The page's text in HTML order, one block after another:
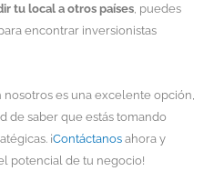
tu local a otros países , puedes
encontrar inversionistas
nosotros es una excelente opción,
de saber que estás tomando
¡Contáctanos ahora y
potencial de tu negocio!